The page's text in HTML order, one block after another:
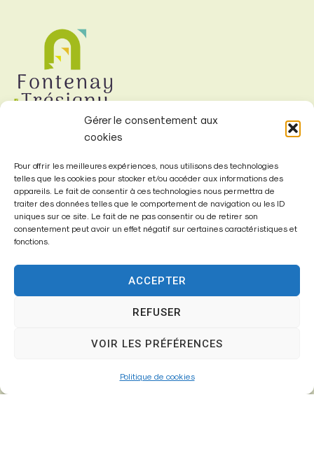
Gérer le consentement aux
cookies
Pour offrir les meilleures expériences, nous utilisons des technologies
telles que les cookies pour stocker et/ou accéder aux informations des
appareils. Le fait de consentir à ces technologies nous permettra de
traiter des données telles que le comportement de navigation ou les ID
uniques sur ce site. Le fait de ne pas consentir ou de retirer son
consentement peut avoir un effet négatif sur certaines caractéristiques et
fonctions.
ACCEPTER
REFUSER
VOIR LES PRÉFÉRENCES
Politique de cookies
Mairie de
Fontenay-Trésigny
Mairie,
26 Av. du Général de Gaulle
01 64 25 90 67
mairie@fontenay-tresigny.fr